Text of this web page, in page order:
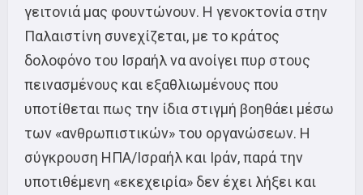
γειτονιά μας φουντώνουν. Η γενοκτονία στην
Παλαιστίνη συνεχίζεται, με το κράτος
δολοφόνο του Ισραήλ να ανοίγει πυρ στους
πεινασμένους και εξαθλιωμένους που
υποτίθεται πως την ίδια στιγμή βοηθάει μέσω
των «ανθρωπιστικών» του οργανώσεων. Η
σύγκρουση ΗΠΑ/Ισραήλ και Ιράν, παρά την
υποτιθέμενη «εκεχειρία» δεν έχει λήξει και